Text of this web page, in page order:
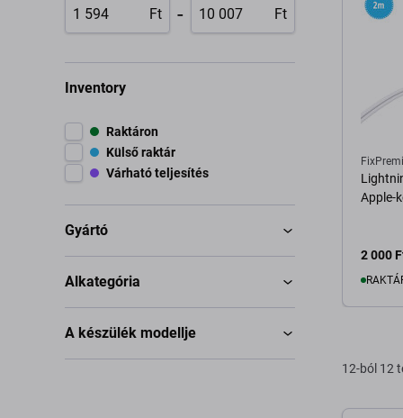
Ft - Ft
Inventory
Raktáron
Külső raktár
Várható teljesítés
Gyártó
Alkategória
A készülék modellje
Apple-
2 000
12-ból 12